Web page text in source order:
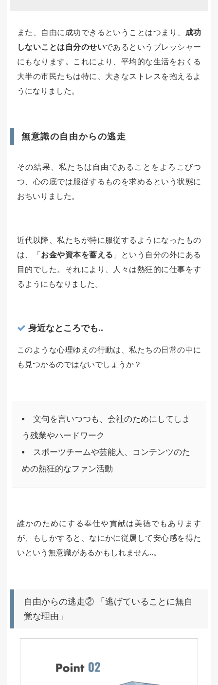
また、自由に成功できるということはつまり、 成功
しないことは自分のせいであるというプレッシャー
にもなります。これにより、平均的な生活をおくる
大半の市民たちは特に、大きなストレスを抱えるよ
うになりました。
無意識の自由からの逃走
その結果、私たちは自由であることをよろこびつ
つ、心の底では服従するものを求めるという状態に
おちいりました。
近代以降、私たちが特に服従するようになったもの
は、「 お金や資本を蓄える 」という自分の外にある
目的でした。それにより、人々は熱狂的に仕事をす
るようにもなりました。
身近なところでも..
このような心理ゆえの行動は、私たちの日常の中に
も見つかるのではないでしょうか？
文句を言いつつも、会社のためにしてしま
う残業やハードワーク
スポーツチームや芸能人、コンテンツのた
めの熱狂的なファン活動
誰かのためにする奉仕や貢献は美徳でもあります
が、もしかすると、なにかに従属して安心感を得た
いという無意識があるかもしれません..。
自由からの逃走② 「逃げていることに無自
覚な理由」